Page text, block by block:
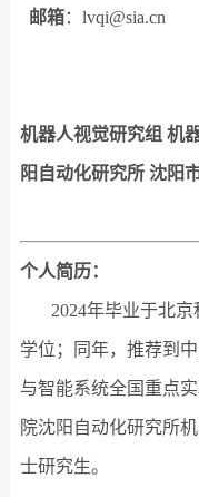
邮箱： lvqi@sia.cn
机器人视觉研究组 机
阳自动化研究所 沈阳
个人简历：
2024年毕业于北京
学位；同年，推荐到
与智能系统全国重点
院沈阳自动化研究所
士研究生。